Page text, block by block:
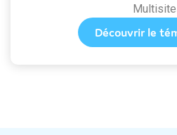
Découvrir le